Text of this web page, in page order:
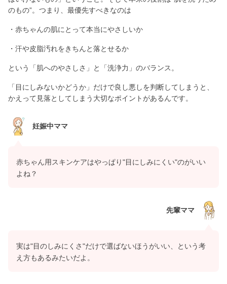
のもの”。つまり、最優先すべきなのは
・赤ちゃんの肌にとって本当にやさしいか
・汗や皮脂汚れをきちんと落とせるか
という「肌へのやさしさ」と「洗浄力」のバランス。
「目にしみないかどうか」だけで良し悪しを判断してしまうと、
かえって見落としてしまう大切なポイントがあるんです。
妊娠中ママ
赤ちゃん用スキンケアはやっぱり"目にしみにくい"のがいい
よね？
先輩ママ
実は"目のしみにくさ"だけで選ばないほうがいい、という考
え方もあるみたいだよ。